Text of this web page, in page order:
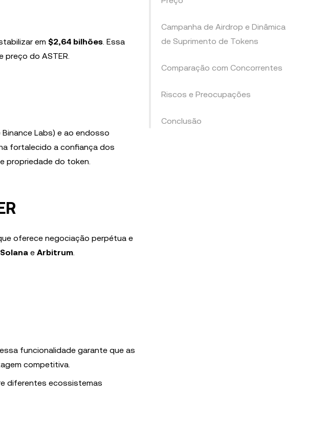
em $2,64 bilhões. Essa
do ASTER.
Labs) e ao endosso
fortalecido a confiança dos
propriedade do token.
oferece negociação perpétua e
Solana e Arbitrum.
funcionalidade garante que as
competitiva.
diferentes ecossistemas
Campanha de Airdrop e Dinâmica
de Suprimento de Tokens
Comparação com Concorrentes
Riscos e Preocupações
Conclusão